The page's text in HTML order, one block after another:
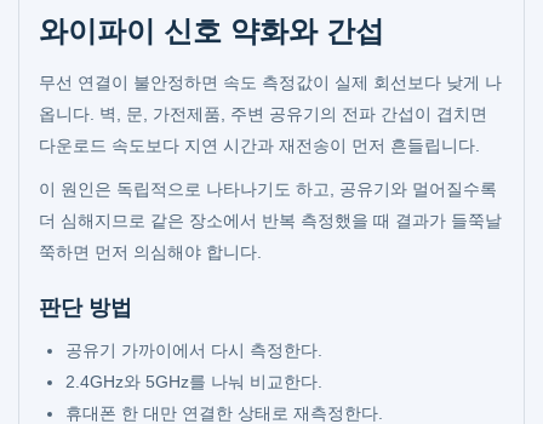
와이파이 신호 약화와 간섭
무선 연결이 불안정하면 속도 측정값이 실제 회선보다 낮게 나
옵니다. 벽, 문, 가전제품, 주변 공유기의 전파 간섭이 겹치면
다운로드 속도보다 지연 시간과 재전송이 먼저 흔들립니다.
이 원인은 독립적으로 나타나기도 하고, 공유기와 멀어질수록
더 심해지므로 같은 장소에서 반복 측정했을 때 결과가 들쭉날
쭉하면 먼저 의심해야 합니다.
판단 방법
공유기 가까이에서 다시 측정한다.
2.4GHz와 5GHz를 나눠 비교한다.
휴대폰 한 대만 연결한 상태로 재측정한다.